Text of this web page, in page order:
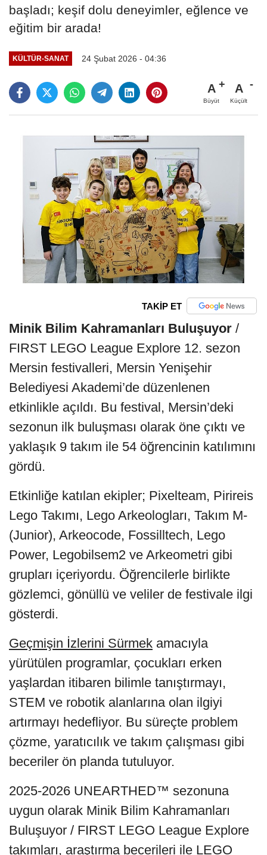
başladı; keşif dolu deneyimler, eğlence ve
eğitim bir arada!
KÜLTÜR-SANAT 24 Şubat 2026 - 04:36
A
Büyüt
A
Küçült
TAKİP ET
Minik Bilim Kahramanları Buluşuyor /
FIRST LEGO League Explore 12. sezon
Mersin festivalleri, Mersin Yenişehir
Belediyesi Akademi’de düzenlenen
etkinlikle açıldı. Bu festival, Mersin’deki
sezonun ilk buluşması olarak öne çıktı ve
yaklaşık 9 takım ile 54 öğrencinin katılımını
gördü.
Etkinliğe katılan ekipler; Pixelteam, Pirireis
Lego Takımı, Lego Arkeologları, Takım M-
(Junior), Arkeocode, Fossilltech, Lego
Power, Legobilsem2 ve Arkeometri gibi
grupları içeriyordu. Öğrencilerle birlikte
gözlemci, gönüllü ve veliler de festivale ilgi
gösterdi.
Geçmişin İzlerini Sürmek amacıyla
yürütülen programlar, çocukları erken
yaşlardan itibaren bilimle tanıştırmayı,
STEM ve robotik alanlarına olan ilgiyi
artırmayı hedefliyor. Bu süreçte problem
çözme, yaratıcılık ve takım çalışması gibi
beceriler ön planda tutuluyor.
2025-2026 UNEARTHED™ sezonuna
uygun olarak Minik Bilim Kahramanları
Buluşuyor / FIRST LEGO League Explore
takımları, araştırma becerileri ile LEGO